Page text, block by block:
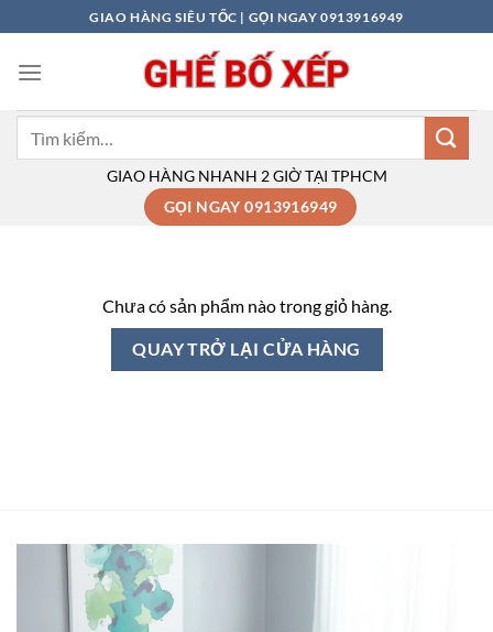
qua
nội
GIAO HÀNG SIÊU TỐC | GỌI NGAY 0913916949
GIAO HÀNG NHANH 2 GIỜ TẠI TPHCM
GỌI NGAY 0913916949
Chưa có sản phẩm nào trong giỏ hàng.
QUAY TRỞ LẠI CỬA HÀNG